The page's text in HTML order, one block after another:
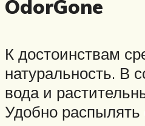
OdorGone
К достоинствам
натуральность. В
вода и
Удобно распылять